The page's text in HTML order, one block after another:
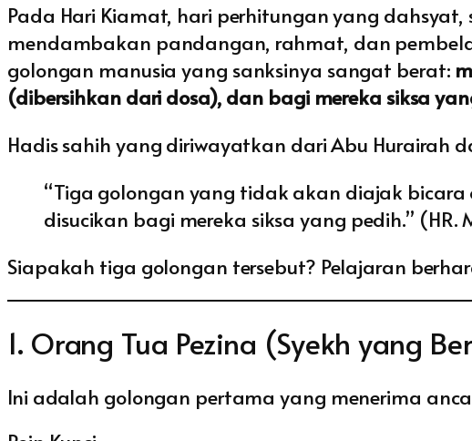
Pada Hari Kiamat, hari perhitungan yang
mendambakan pandangan, rahmat, dan
golongan manusia yang sanksinya sangat berat:
(dibersihkan dari dosa), dan bagi mereka siksa
Hadis sahih yang diriwayatkan dari Abu Hurairah
“Tiga golongan yang tidak akan diajak
disucikan bagi mereka siksa yang pedih.” (HR.
Siapakah tiga golongan tersebut? Pelajaran
1. Orang Tua Pezina (Syekh yang
Ini adalah golongan pertama yang menerima